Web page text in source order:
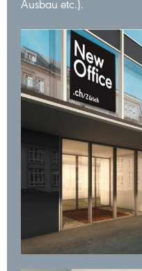
Ausbau etc.).